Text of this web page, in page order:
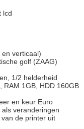
lcd
verticaal)
golf (ZAAG)
1/2 helderheid
1GB, HDD 160GB
en keur Euro
veranderingen
de printer uit